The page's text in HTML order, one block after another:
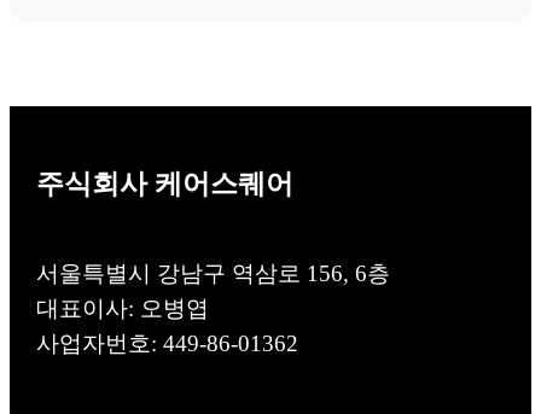
주식회사 케어스퀘어
서울특별시 강남구 역삼로 156, 6층
대표이사: 오병엽
사업자번호: 449-86-01362